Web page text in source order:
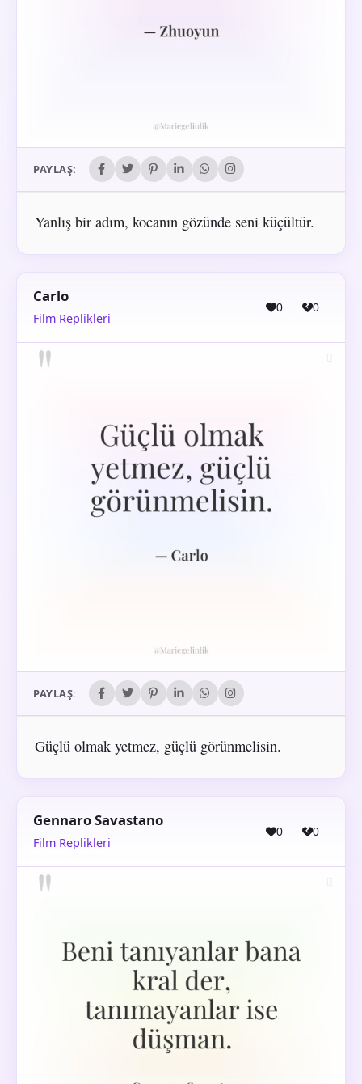
PAYLAŞ:
Yanlış bir adım, kocanın gözünde seni küçültür.
Carlo
Film Replikleri
0 0
PAYLAŞ:
Güçlü olmak yetmez, güçlü görünmelisin.
Gennaro Savastano
Film Replikleri
0 0